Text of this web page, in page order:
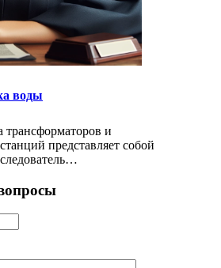
воды
трансформаторов и
представляет собой